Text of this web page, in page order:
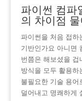
파이썬 컴파
의 차이점
파이썬을 처음 접하
기반인가요 아니면
번쯤은 해보셨을 겁
방식을 모두 활용
불필요한 기술 용어
덜어내고 명쾌하게